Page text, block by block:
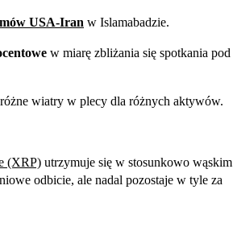
USA-Iran w Islamabadzie.
w miarę zbliżania się spotkania pod
wiatry w plecy dla różnych aktywów.
(XRP) utrzymuje się w stosunkowo wąskim
odbicie, ale nadal pozostaje w tyle za